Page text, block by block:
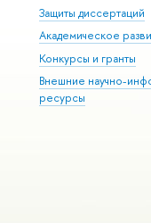
Защиты диссертаций
Академическое
Конкурсы и гранты
Внешние научно-
ресурсы